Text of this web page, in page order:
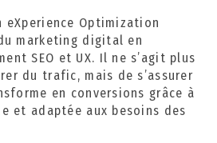
eXperience Optimization
marketing digital en
SEO et UX. Il ne s’agit plus
du trafic, mais de s’assurer
en conversions grâce à
et adaptée aux besoins des